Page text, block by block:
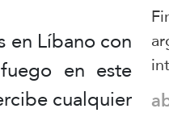
en Líbano con
en este
cualquier